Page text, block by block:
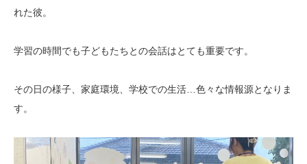
れた彼。
学習の時間でも子どもたちとの会話はとても重要です。
その日の様子、家庭環境、学校での生活…色々な情報源となりま
す。